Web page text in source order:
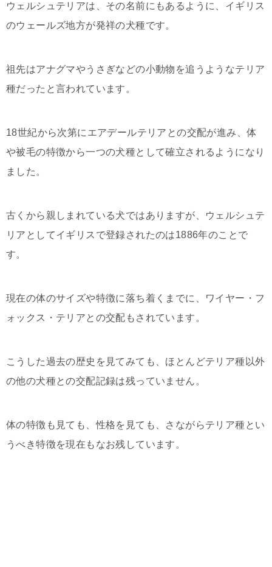
ウェルシュテリアは、その名前にもあるように、イギリス
のウェールズ地方が発祥の犬種です。
祖先はアナグマやうさぎなどの小動物を追うようなテリア
種だったと言われています。
18世紀から次第にエアデールテリアとの交配が進み、体
や被毛の特徴から一つの犬種として確立されるようになり
ました。
古くから親しまれている犬ではありますが、ウェルシュテ
リアとしてイギリスで登録されたのは1886年のことで
す。
現在の体のサイズや特徴に落ち着くまでに、ワイヤー・フ
ォックス・テリアとの交配もされています。
こうした過去の歴史を見てみても、ほとんどテリア種以外
の他の犬種との交配記録は残っていません。
体の特徴も見ても、性格を見ても、さながらテリア種とい
うべき特徴を現在もなお残しています。